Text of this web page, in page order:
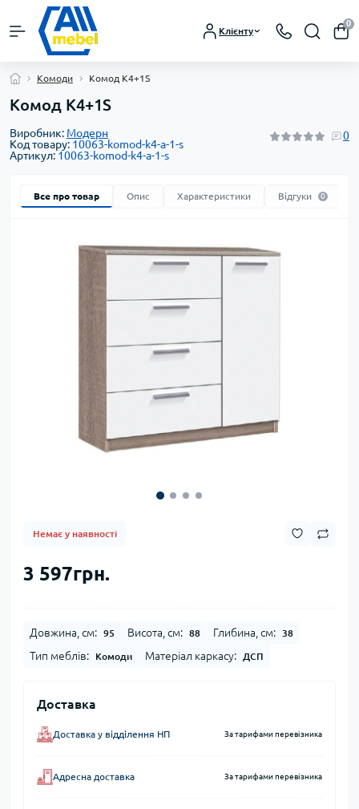
Клієнту
0
Комоди Комод К4+1S
Комод К4+1S
Виробник: Модерн
Код товару: 10063-komod-k4-a-1-s
Артикул: 10063-komod-k4-a-1-s
0
Все про товар Опис Характеристики Відгуки 0
Немає у наявності
3 597грн.
Довжина, см: 95 Висота, см: 88 Глибина, см: 38
Тип меблів: Комоди Матеріал каркасу: ДСП
Доставка
Доставка у відділення НП За тарифами перевізника
Адресна доставка За тарифами перевізника